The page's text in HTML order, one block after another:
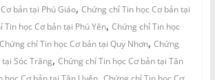
bản tại Phú Giáo, Chứng chỉ Tin học Cơ bản tại
Tin học Cơ bản tại Phú Yên, Chứng chỉ Tin học
Chứng chỉ Tin học Cơ bản tại Quy Nhơn, Chứng
Sóc Trăng, Chứng chỉ Tin học Cơ bản tại Tân